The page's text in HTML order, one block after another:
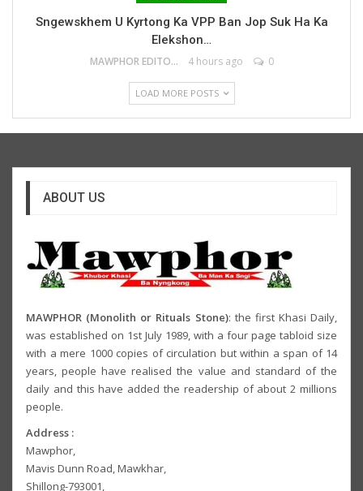
Sngewskhem U Kyrtong Ka VPP Ban Jop Suk Ha Ka
Elekshon…
MAWPHOR EDITOR 4 hours ago 0
LOAD MORE POSTS
ABOUT US
MAWPHOR (Monolith or Rituals Stone): the first Khasi Daily,
was established on 1st July 1989, with a four page tabloid size
with a mere 1000 copies of circulation but within a span of 14
years, people have realised the value and standard of the
daily and this have added the readership of about 2 millions
people.
Address :
Mawphor,
Mavis Dunn Road, Mawkhar,
Shillong-793001,